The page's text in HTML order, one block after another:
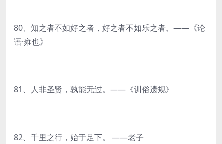
80、知之者不如好之者，好之者不如乐之者。——《论
语·雍也》
81、人非圣贤，孰能无过。——《训俗遗规》
82、千里之行，始于足下。 ——老子